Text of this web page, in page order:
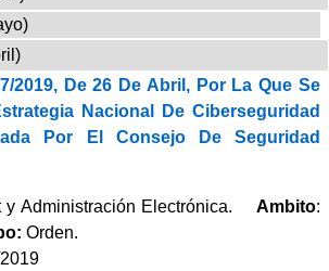
2019, De 26 De Abril, Por La Que Se
Nacional De Ciberseguridad
Por El Consejo De Seguridad
y Administración Electrónica. Ambito:
Orden.